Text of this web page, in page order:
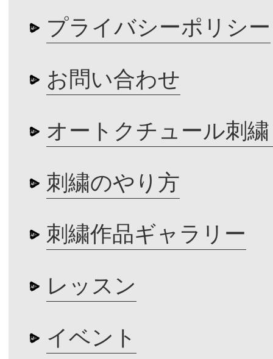
プライバシーポリシー
お問い合わせ
オートクチュール刺
刺繍のやり方
刺繍作品ギャラリー
レッスン
イベント